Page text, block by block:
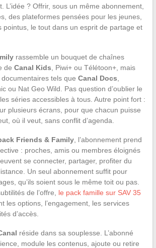
L’idée ? Offrir, sous un même abonnement,
des plateformes pensées pour les jeunes,
pointus, le tout dans un esprit de partage et
rassemble un bouquet de chaînes
de Canal Kids , Piwi+ ou Télétoon+, mais
tels que Canal Docs
ou Nat Geo Wild. Pas question d’oublier le
séries accessibles à tous. Autre point fort :
plusieurs écrans, pour que chacun puisse
où il veut, sans conflit d’agenda.
Friends & Family, l’abonnement prend
: proches, amis ou membres éloignés
se connecter, partager, profiter du
Un seul abonnement suffit pour
qu’ils soient sous le même toit ou pas.
de l’offre, le pack famille sur SAV 35
les options, l’engagement, les services
d’accès.
réside dans sa souplesse. L’abonné
module les contenus, ajoute ou retire